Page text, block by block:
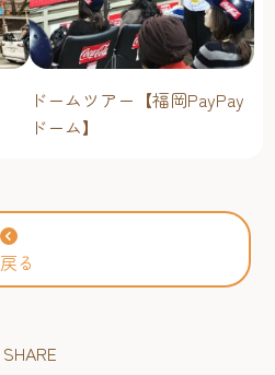
ドームツアー【福岡PayPay
ドーム】
戻る
SHARE